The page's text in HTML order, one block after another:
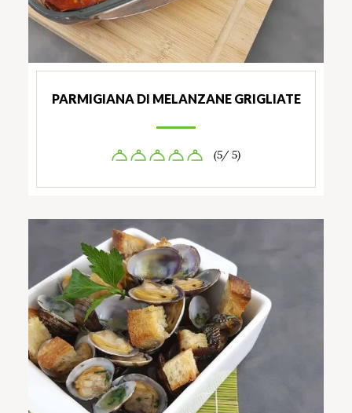
PARMIGIANA DI MELANZANE GRIGLIATE
(5/ 5)